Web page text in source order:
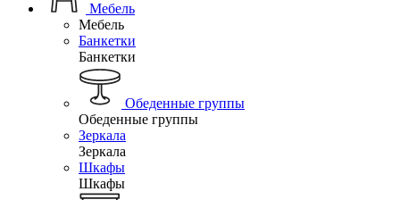
Мебель
Мебель
Банкетки
Банкетки
Обеденные группы
Обеденные группы
Зеркала
Зеркала
Шкафы
Шкафы